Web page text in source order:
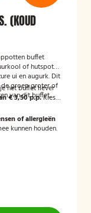
(KOUD
buffet
of hutspot
ui en augurk. Dit
de groep groter of
van dit buffet.
het buffet liever
€ 3,50 p.p.Kies
of allergieën
kunnen houden.